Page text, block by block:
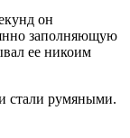
он
заполняющую
ее никоим
стали румяными.